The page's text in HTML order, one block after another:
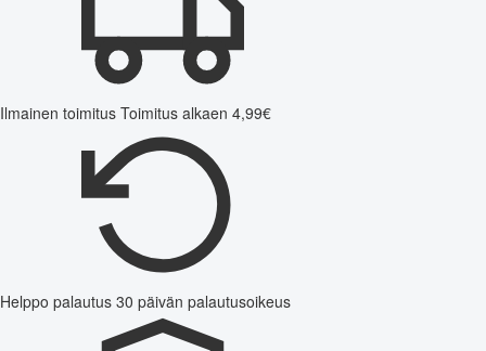
Ilmainen toimitus Toimitus alkaen 4,99€
Helppo palautus 30 päivän palautusoikeus